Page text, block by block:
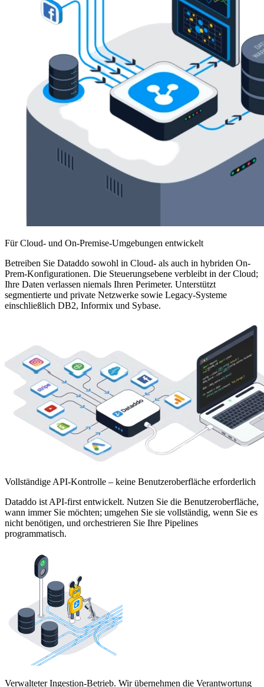
Für Cloud- und On-Premise-Umgebungen entwickelt
Betreiben Sie Dataddo sowohl in Cloud- als auch in hybriden On-
Prem-Konfigurationen. Die Steuerungsebene verbleibt in der Cloud;
Ihre Daten verlassen niemals Ihren Perimeter. Unterstützt
segmentierte und private Netzwerke sowie Legacy-Systeme
einschließlich DB2, Informix und Sybase.
Vollständige API-Kontrolle – keine Benutzeroberfläche erforderlich
Dataddo ist API-first entwickelt. Nutzen Sie die Benutzeroberfläche,
wann immer Sie möchten; umgehen Sie sie vollständig, wenn Sie es
nicht benötigen, und orchestrieren Sie Ihre Pipelines
programmatisch.
Verwalteter Ingestion-Betrieb. Wir übernehmen die Verantwortung